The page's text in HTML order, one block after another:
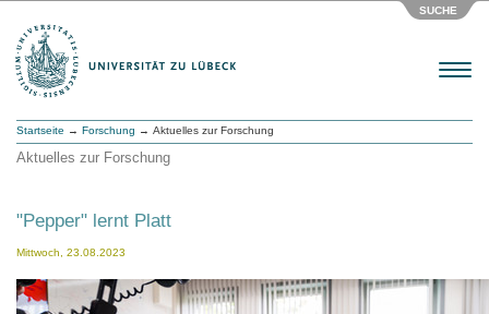
SUCHE
Menu
Startseite → Forschung → Aktuelles zur Forschung
Aktuelles zur Forschung
"Pepper" lernt Platt
Mittwoch, 23.08.2023